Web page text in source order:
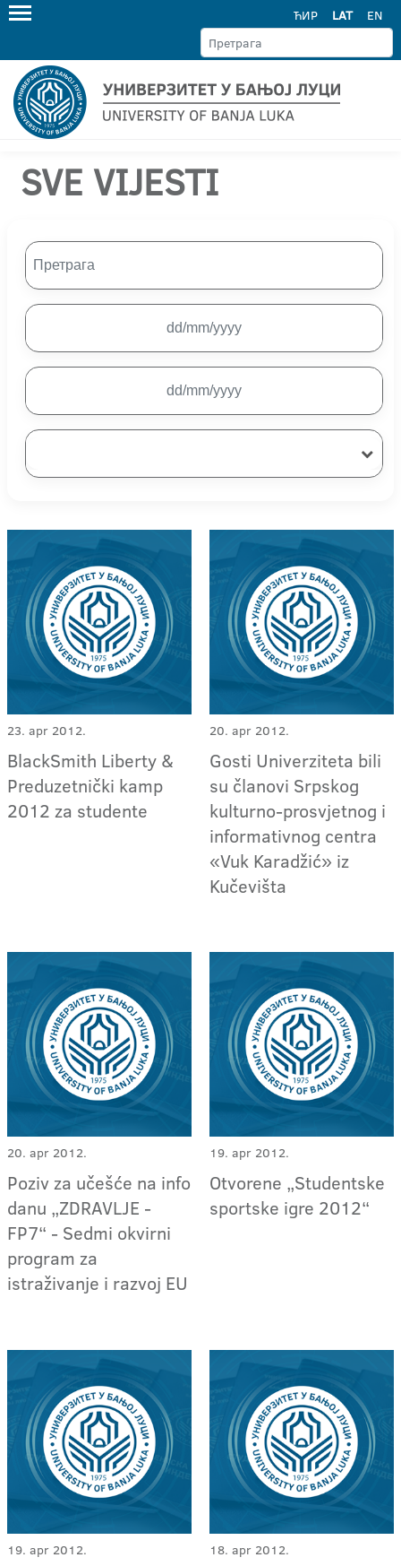
ЋИР LAT EN
SVE VIJESTI
23. apr 2012.
BlackSmith Liberty &
Preduzetnički kamp
2012 za studente
20. apr 2012.
Gosti Univerziteta bili
su članovi Srpskog
kulturno-prosvjetnog i
informativnog centra
«Vuk Karadžić» iz
Kučevišta
20. apr 2012.
Poziv za učešće na info
danu „ZDRAVLJE -
FP7“ - Sedmi okvirni
program za
istraživanje i razvoj EU
19. apr 2012.
Otvorene „Studentske
sportske igre 2012“
19. apr 2012. 18. apr 2012.